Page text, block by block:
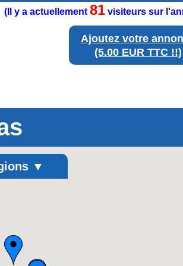
Ajoutez votre
(5.00 EUR TTC !!)
(Il y a actuellement 81 visiteurs sur
▼